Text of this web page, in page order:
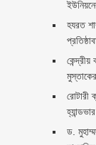
হযরত
রোটারী
ড.